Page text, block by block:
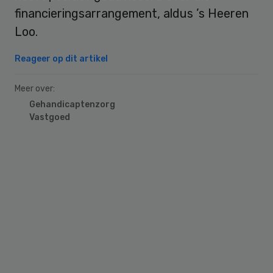
financieringsarrangement, aldus ’s Heeren
Loo.
Reageer op dit artikel
Meer over:
Gehandicaptenzorg
Vastgoed